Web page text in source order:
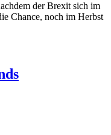
der Brexit sich im
Chance, noch im Herbst